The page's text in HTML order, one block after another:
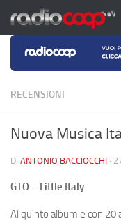
Salta al contenuto
RECENSIONI
Nuova Musica
DI ANTONIO BACCIOCCHI ·
GTO – Little Italy
Al quinto album e con 20